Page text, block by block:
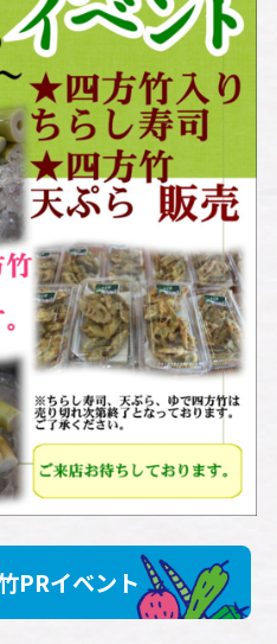
PRイベント​​​​​